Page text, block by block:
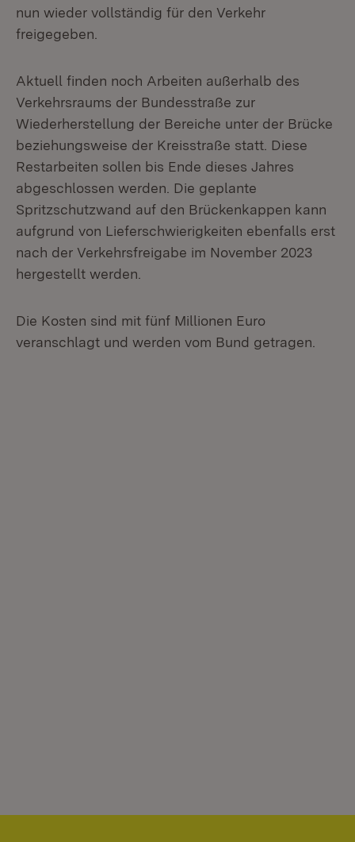
nun wieder vollständig für den Verkehr
freigegeben.
Aktuell finden noch Arbeiten außerhalb des
Verkehrsraums der Bundesstraße zur
Wiederherstellung der Bereiche unter der Brücke
beziehungsweise der Kreisstraße statt. Diese
Restarbeiten sollen bis Ende dieses Jahres
abgeschlossen werden. Die geplante
Spritzschutzwand auf den Brückenkappen kann
aufgrund von Lieferschwierigkeiten ebenfalls erst
nach der Verkehrsfreigabe im November 2023
hergestellt werden.
Die Kosten sind mit fünf Millionen Euro
veranschlagt und werden vom Bund getragen.